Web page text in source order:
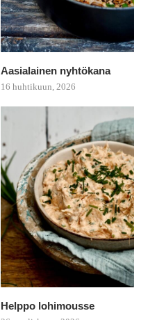
Aasialainen nyhtökana
16 huhtikuun, 2026
Helppo lohimousse